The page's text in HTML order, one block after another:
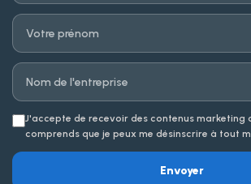
Prénom
Entreprise
J'accepte de recevoir des contenus marketing
comprends que je peux me désinscrire à tout
Envoyer